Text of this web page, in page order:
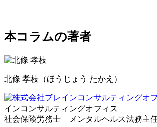
本コラムの著者
北條 孝枝 （ほうじょう たかえ）
インコンサルティングオフィス
社会保険労務士 メンタルヘルス法務主